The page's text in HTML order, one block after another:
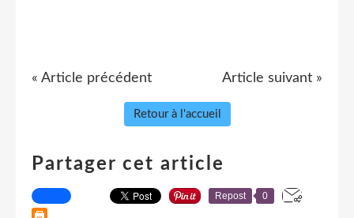
« Article précédent Article suivant »
Retour à l'accueil
Partager cet article
Repost 0